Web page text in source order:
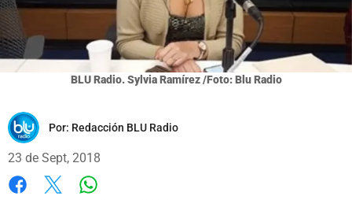
BLU Radio. Sylvia Ramírez /Foto: Blu Radio
Por: Redacción BLU Radio
23 de Sept, 2018